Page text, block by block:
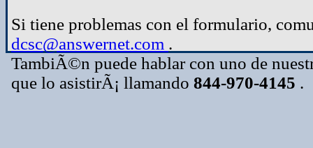
Si tiene problemas con el formulario,
dcsc@answernet.com .
TambiÃ©n puede hablar con uno de
que lo asistirÃ¡ llamando 844-970-4145 .